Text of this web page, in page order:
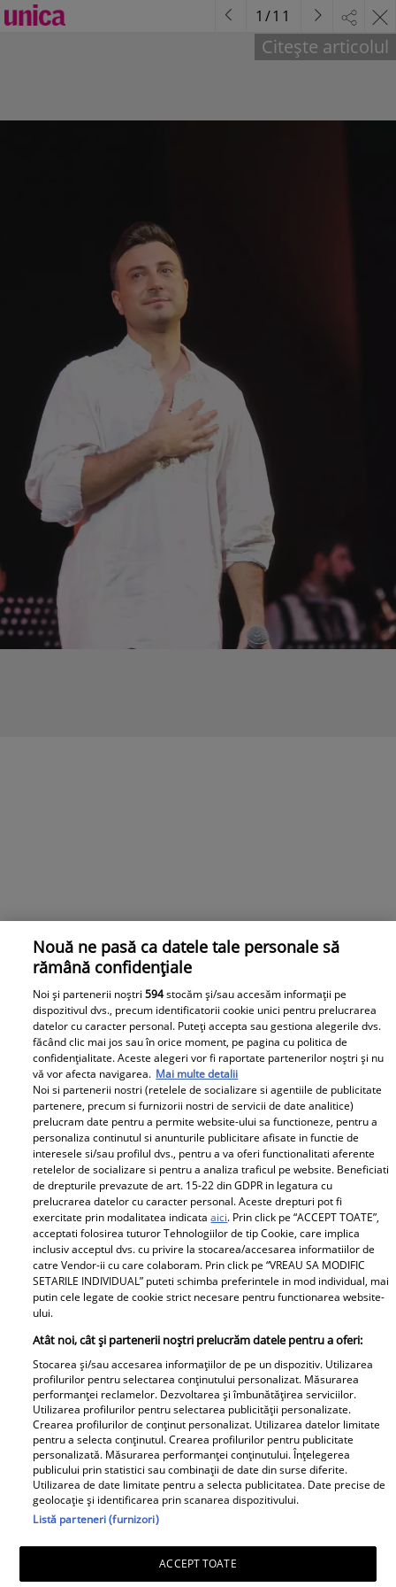
Valentin Sanfira a răbufnit, după ce a fost acuzat că a
rănit-o pe Codruța Filip: „Adevărul suprem”
Valentin Sanfira a rupt tăcerea, la o lună după ce s-a
aflat că el și Codruța Filip au divorțat. Artistul a decis
acum să clarifice zvonurile care l-au pus în centrul unui
scandal mediatic, după ce a fost acuzat de
comportament lipsit de respect față de fosta sa soție.
Citește mai multe în articol.
Citește articolul
1 /11
Parteneri
Tânărul din poză e azi
unul dintre cei mai
cunoscuți români! Uită-
te bine la el, îl
recunoști? Mulți îl
admiră, dar sunt și voci
care îl critică
„Am cancer la sân. Am
intrat în metastază”.
Alina Pușcău, mesaj
tulburător de pe patul
de spital. Ce au
anunțat-o medicii
La 2 ani de la superba
Nouă ne pasă ca datele tale personale să
rămână confidențiale
Noi și partenerii noștri594stocăm și/sau accesăm informații pe
dispozitivul dvs., precum identificatorii cookie unici pentru prelucrarea
datelor cu caracter personal. Puteți accepta sau gestiona alegerile dvs.
făcând clic mai jos sau în orice moment, pe pagina cu politica de
confidențialitate. Aceste alegeri vor fi raportate partenerilor noștri și nu
vă vor afecta navigarea. Mai multe detalii
Noi si partenerii nostri (retelele de socializare si agentiile de publicitate
partenere, precum si furnizorii nostri de servicii de date analitice)
prelucram date pentru a permite website-ului sa functioneze, pentru a
personaliza continutul si anunturile publicitare afisate in functie de
interesele si/sau profilul dvs., pentru a va oferi functionalitati aferente
retelelor de socializare si pentru a analiza traficul pe website. Beneficiati
de drepturile prevazute de art. 15-22 din GDPR in legatura cu
prelucrarea datelor cu caracter personal. Aceste drepturi pot fi
exercitate prin modalitatea indicataaici. Prin click pe “ACCEPT TOATE”,
acceptati folosirea tuturor Tehnologiilor de tip Cookie, care implica
inclusiv acceptul dvs. cu privire la stocarea/accesarea informatiilor de
catre Vendor-ii cu care colaboram. Prin click pe “VREAU SA MODIFIC
SETARILE INDIVIDUAL” puteti schimba preferintele in mod individual, mai
putin cele legate de cookie strict necesare pentru functionarea website-
ului.
Atât noi, cât și partenerii noștri prelucrăm datele pentru a oferi:
Stocarea și/sau accesarea informațiilor de pe un dispozitiv. Utilizarea
profilurilor pentru selectarea conținutului personalizat. Măsurarea
performanței reclamelor. Dezvoltarea și îmbunătățirea serviciilor.
Utilizarea profilurilor pentru selectarea publicității personalizate.
Crearea profilurilor de conținut personalizat. Utilizarea datelor limitate
pentru a selecta conținutul. Crearea profilurilor pentru publicitate
personalizată. Măsurarea performanței conținutului. Înțelegerea
publicului prin statistici sau combinații de date din surse diferite.
Utilizarea de date limitate pentru a selecta publicitatea. Date precise de
geolocație și identificarea prin scanarea dispozitivului.
Listă parteneri (furnizori)
ACCEPT TOATE